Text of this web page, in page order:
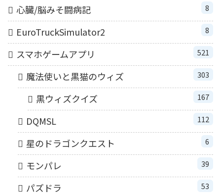
心臓/脳みそ闘病記 8
EuroTruckSimulator2 8
スマホゲームアプリ 521
魔法使いと黒猫のウィズ 303
黒ウィズクイズ 167
DQMSL 112
星のドラゴンクエスト 6
モンパレ 39
パズドラ 53